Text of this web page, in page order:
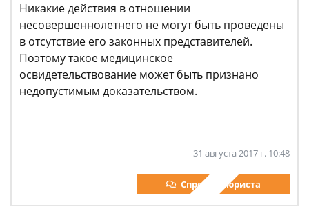
Никакие действия в отношении
несовершеннолетнего не могут быть проведены
в отсутствие его законных представителей.
Поэтому такое медицинское
освидетельствование может быть признано
недопустимым доказательством.
31 августа 2017 г. 10:48
Спросить юриста